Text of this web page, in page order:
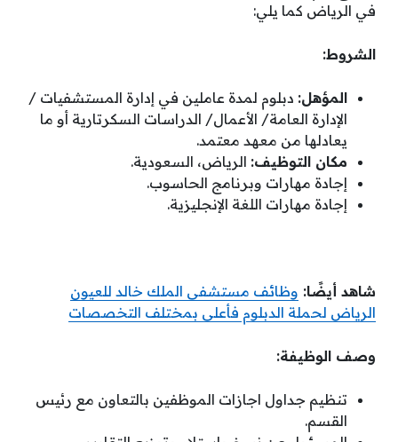
في الرياض كما يلي:
الشروط:
المؤهل: دبلوم لمدة عاملين في إدارة المستشفيات /
الإدارة العامة/ الأعمال/ الدراسات السكرتارية أو ما
يعادلها من معهد معتمد.
مكان التوظيف: الرياض، السعودية.
إجادة مهارات وبرنامج الحاسوب.
إجادة مهارات اللغة الإنجليزية.
شاهد أيضًا: وظائف مستشفى الملك خالد للعيون
الرياض لحملة الدبلوم فأعلى بمختلف التخصصات
وصف الوظيفة:
تنظيم جداول اجازات الموظفين بالتعاون مع رئيس
القسم.